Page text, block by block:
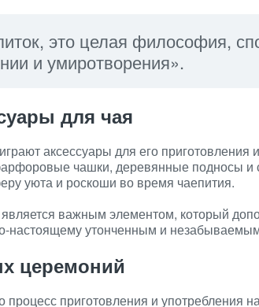
это целая философия,
и умиротворения».
для чая
аксессуары для его приготовления
чашки, деревянные подносы и
уюта и роскоши во время чаепития.
важным элементом, который
настоящему утонченным и
церемоний
приготовления и употребления